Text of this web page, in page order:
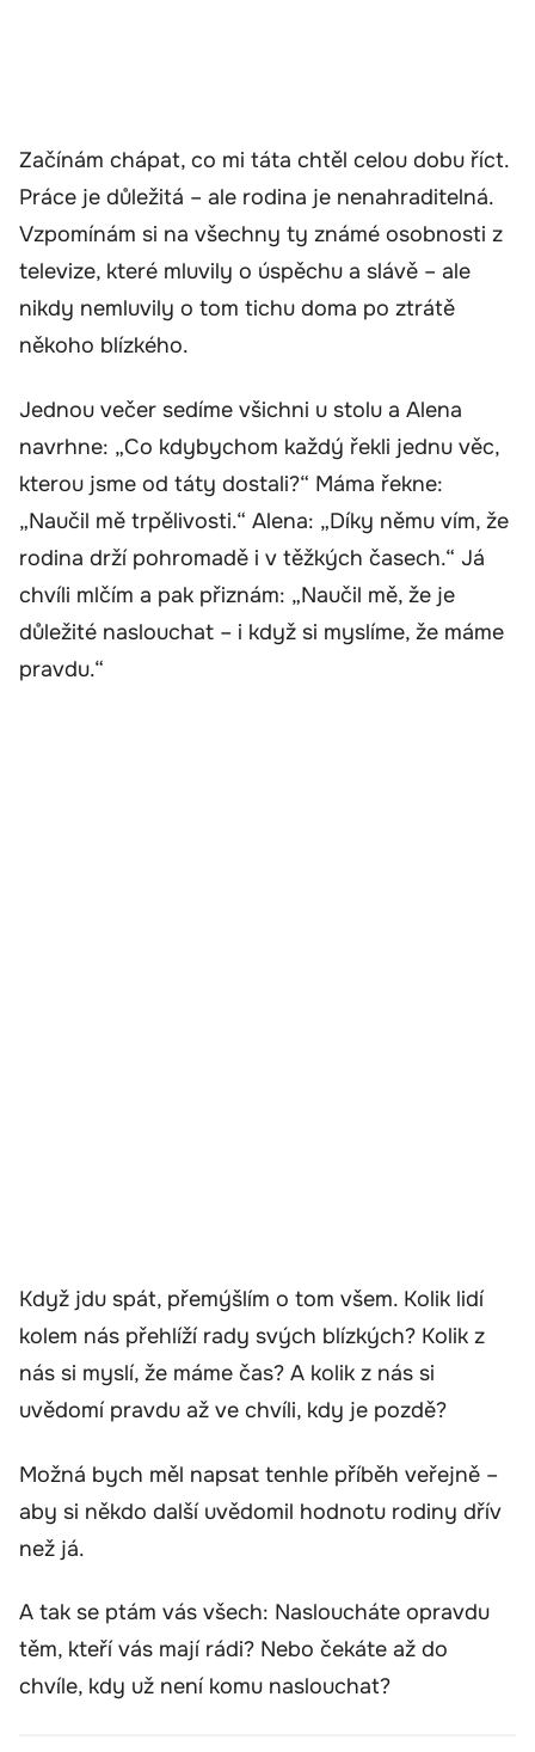
Začínám chápat, co mi táta chtěl celou dobu říct.
Práce je důležitá – ale rodina je nenahraditelná.
Vzpomínám si na všechny ty známé osobnosti z
televize, které mluvily o úspěchu a slávě – ale
nikdy nemluvily o tom tichu doma po ztrátě
někoho blízkého.
Jednou večer sedíme všichni u stolu a Alena
navrhne: „Co kdybychom každý řekli jednu věc,
kterou jsme od táty dostali?“ Máma řekne:
„Naučil mě trpělivosti.“ Alena: „Díky němu vím, že
rodina drží pohromadě i v těžkých časech.“ Já
chvíli mlčím a pak přiznám: „Naučil mě, že je
důležité naslouchat – i když si myslíme, že máme
pravdu.“
Když jdu spát, přemýšlím o tom všem. Kolik lidí
kolem nás přehlíží rady svých blízkých? Kolik z
nás si myslí, že máme čas? A kolik z nás si
uvědomí pravdu až ve chvíli, kdy je pozdě?
Možná bych měl napsat tenhle příběh veřejně –
aby si někdo další uvědomil hodnotu rodiny dřív
než já.
A tak se ptám vás všech: Nasloucháte opravdu
těm, kteří vás mají rádi? Nebo čekáte až do
chvíle, kdy už není komu naslouchat?